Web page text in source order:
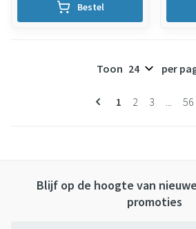
Bestel
Pagina's
U lees
1 Pagina
2 Pagina
3 ... 56
Toon per
Blijf op de hoogte van
promoties